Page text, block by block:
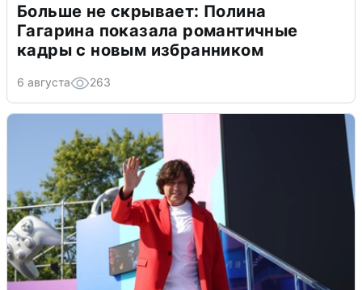
Больше не скрывает: Полина
Гагарина показала романтичные
кадры с новым избранником
6 августа 263